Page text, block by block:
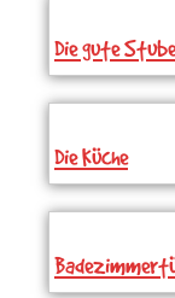
Die gute Stube
Die Küche